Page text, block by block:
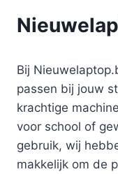
Bij
passen bij jouw
krachtige
voor school of
gebruik, wij
makkelijk om de